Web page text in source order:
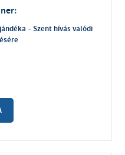
:
– Szent hívás valódi